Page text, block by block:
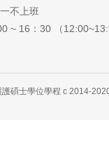
不上班
~ 16：30 （
護碩士學位學程 c 2014-